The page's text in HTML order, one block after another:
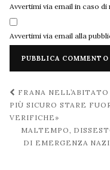
Avvertimi via email in caso
Avvertimi via email alla
Navigazione
post
FRANA
PIÙ SICURO STARE
VERIFICHE»
MALTEMPO,
DI EMERGENZA